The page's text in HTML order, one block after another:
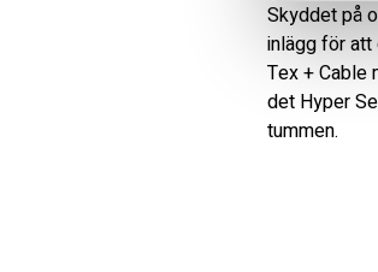
Skyddet på
inlägg för
Tex + Cable
det Hyper
tummen.